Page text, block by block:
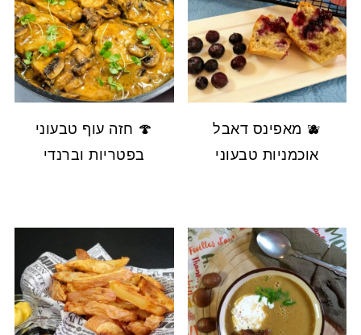
🫐 מאפינס דאבל
אוכמניות טבעוני
🍄 חזה עוף טבעוני
בפטריות וברנדי